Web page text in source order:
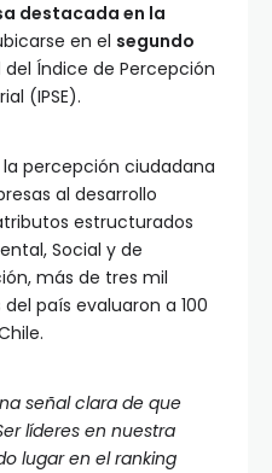
destacada en la
en el segundo
del Índice de Percepción
(IPSE).
la percepción ciudadana
al desarrollo
estructurados
Social y de
más de tres mil
país evaluaron a 100
señal clara de que
líderes en nuestra
lugar en el ranking